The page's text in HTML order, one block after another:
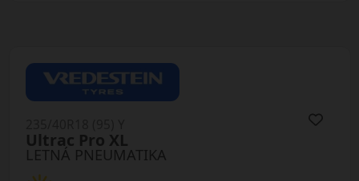
LETNÁ PNEUMATIKA
Ultrac Pro XL